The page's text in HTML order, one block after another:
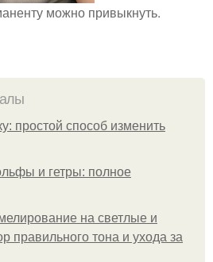
можно привыкнуть.
простой способ изменить
и гетры: полное
на светлые и
правильного тона и ухода за